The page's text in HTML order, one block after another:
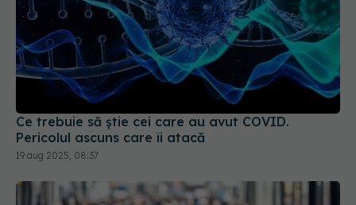
Ce trebuie să știe cei care au avut COVID.
Pericolul ascuns care îi atacă
19 aug 2025, 08:37